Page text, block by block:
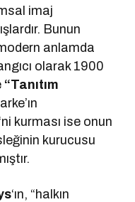
imaj
Bunun
anlamda
olarak 1900
“Tanıtım
‘ni kurması ise onun
kurucusu
‘ın, “halkın